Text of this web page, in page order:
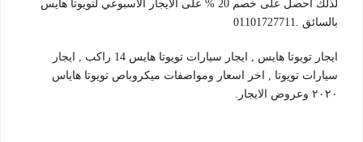
لذلك احصل على خصم 20 % على الايجار الاسبوعي لتويوتا هايس
بالسائق .01101727711
ايجار تويوتا هايس , ايجار سيارات تويوتا هايس 14 راكب , ايجار
سيارات تويوتا , اخر اسعار ومواصفات ميكروباص تويوتا هاياس
٢٠٢٠ وعروض الايجار.